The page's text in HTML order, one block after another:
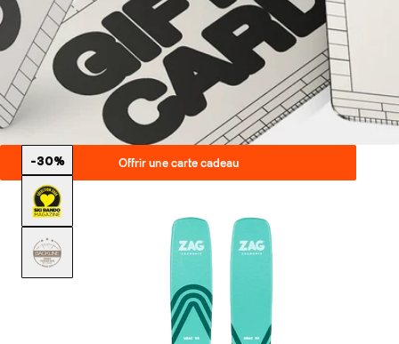
Offrir une carte cadeau
-30%